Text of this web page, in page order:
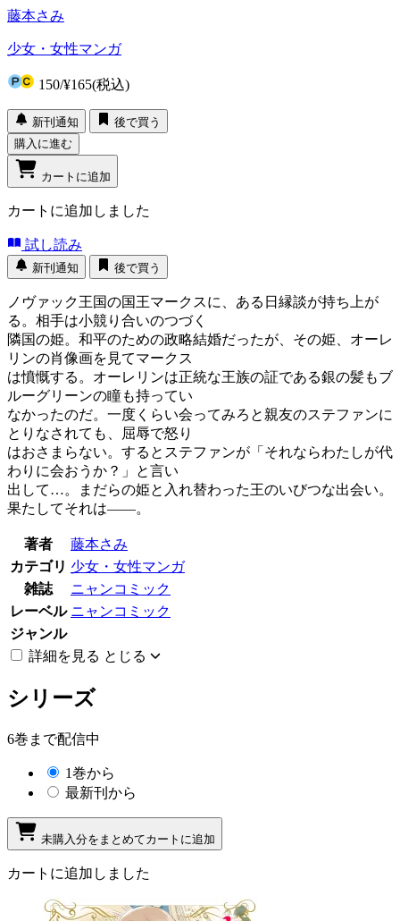
藤本さみ
少女・女性マンガ
150/¥165(税込)
新刊通知
後で買う
購入に進む
カートに追加
カートに追加しました
試し読み
新刊通知 後で買う
ノヴァック王国の国王マークスに、ある日縁談が持ち上が
る。相手は小競り合いのつづく
隣国の姫。和平のための政略結婚だったが、その姫、オーレ
リンの肖像画を見てマークス
は憤慨する。オーレリンは正統な王族の証である銀の髪もブ
ルーグリーンの瞳も持ってい
なかったのだ。一度くらい会ってみろと親友のステファンに
とりなされても、屈辱で怒り
はおさまらない。するとステファンが「それならわたしが代
わりに会おうか？」と言い
出して…。まだらの姫と入れ替わった王のいびつな出会い。
果たしてそれは――。
著者
藤本さみ
カテゴリ 少女・女性マンガ
雑誌
ニャンコミック
レーベル ニャンコミック
ジャンル
詳細を見る とじる
シリーズ
6巻まで配信中
1巻から
最新刊から
未購入分をまとめてカートに追加
カートに追加しました